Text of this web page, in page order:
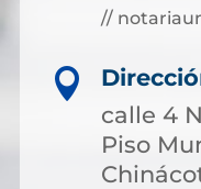
//

calle 4
Piso